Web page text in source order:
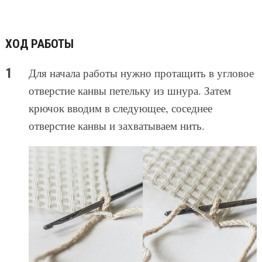
ХОД РАБОТЫ
Для начала работы нужно протащить в угловое
отверстие канвы петельку из шнура. Затем
крючок вводим в следующее, соседнее
отверстие канвы и захватываем нить.